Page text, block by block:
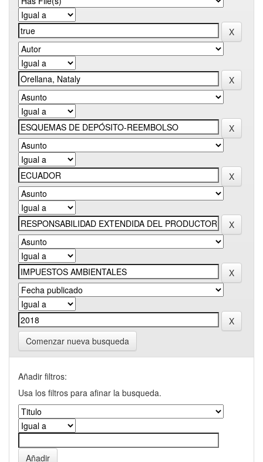
Comenzar nueva busqueda
Añadir filtros:
Usa los filtros para afinar la busqueda.